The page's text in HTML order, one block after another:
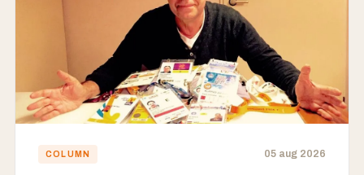
COLUMN 05 aug 2026